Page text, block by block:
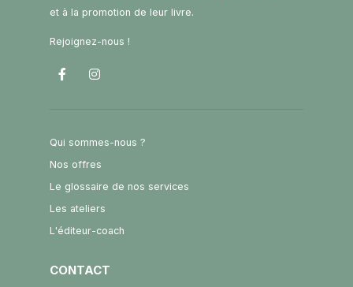
et à la promotion de leur livre.
Rejoignez-nous !
Qui sommes-nous ?
Nos offres
Le glossaire de nos services
Les ateliers
L'éditeur-coach
CONTACT